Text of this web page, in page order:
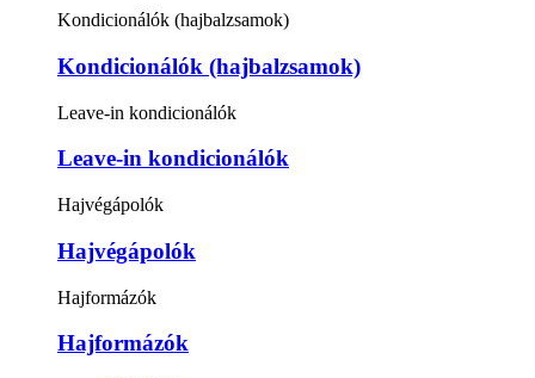
Kondicionálók (hajbalzsamok)
Kondicionálók (hajbalzsamok)
Leave-in kondicionálók
Leave-in kondicionálók
Hajvégápolók
Hajvégápolók
Hajformázók
Hajformázók